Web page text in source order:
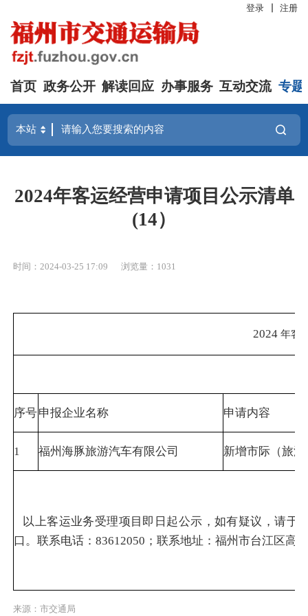
登录 注册
首页 政务公开 解读回应 办事服务 互动交流 专题
2024年客运经营申请项目公示清单
(14）
时间：2024-03-25 17:09 浏览量：1031
2024 年客
序号申报企业名称 申请内容
1 福州海豚旅游汽车有限公司 新增市际（旅
以上客运业务受理项目即日起公示，如有疑议，请
口。联系电话：83612050；联系地址：福州市台江区高
来源：市交通局